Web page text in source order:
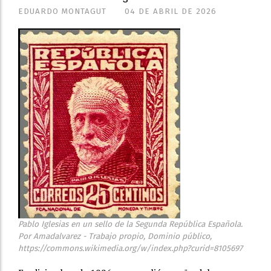
04 DE ABRIL DE 2026
EDUARDO MONTAGUT
Pablo Iglesias en un sello de la Segunda República Española.
Por Amadalvarez - Trabajo propio, Dominio público,
https://commons.wikimedia.org/w/index.php?curid=8105697